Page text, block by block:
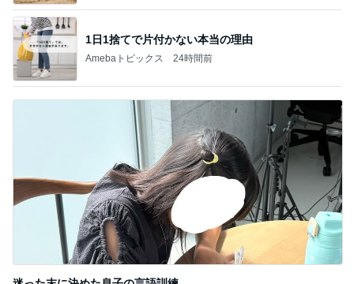
1日1捨てで片付かない本当の理由
Amebaトピックス 24時間前